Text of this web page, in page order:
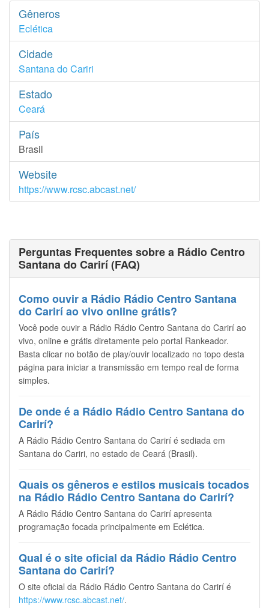
Gêneros
Eclética
Cidade
Santana do Cariri
Estado
Ceará
País
Brasil
Website
https://www.rcsc.abcast.net/
Perguntas Frequentes sobre a Rádio Centro
Santana do Carirí (FAQ)
Como ouvir a Rádio Rádio Centro Santana
do Carirí ao vivo online grátis?
Você pode ouvir a Rádio Rádio Centro Santana do Carirí ao
vivo, online e grátis diretamente pelo portal Rankeador.
Basta clicar no botão de play/ouvir localizado no topo desta
página para iniciar a transmissão em tempo real de forma
simples.
De onde é a Rádio Rádio Centro Santana do
Carirí?
A Rádio Rádio Centro Santana do Carirí é sediada em
Santana do Cariri, no estado de Ceará (Brasil).
Quais os gêneros e estilos musicais tocados
na Rádio Rádio Centro Santana do Carirí?
A Rádio Rádio Centro Santana do Carirí apresenta
programação focada principalmente em Eclética.
Qual é o site oficial da Rádio Rádio Centro
Santana do Carirí?
O site oficial da Rádio Rádio Centro Santana do Carirí é
https://www.rcsc.abcast.net/.